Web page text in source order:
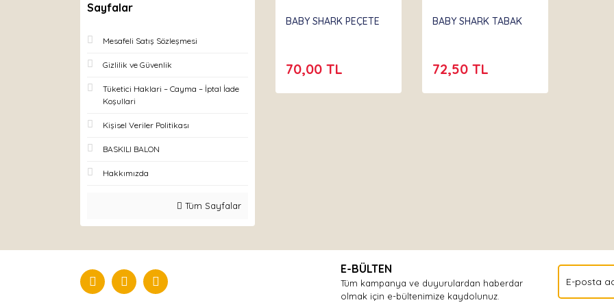
Sayfalar
Mesafeli Satış Sözleşmesi
Gizlilik ve Güvenlik
Tüketici Haklari – Cayma – İptal İade
Koşullari
Kişisel Veriler Politikası
BASKILI BALON
Hakkımızda
Tüm Sayfalar
BABY SHARK PEÇETE
70,00 TL
BABY SHARK TABAK
72,50 TL
E-BÜLTEN
Tüm kampanya ve duyurulardan haberdar
olmak için e-bültenimize kaydolunuz.